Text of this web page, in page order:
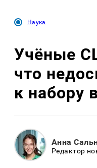
Наука
Учёные
что
к набору
Анна
Редактор